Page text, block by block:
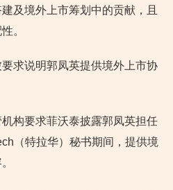
及境外上市筹划中的贡献，且
。
求说明郭凤英提供境外上市协
构要求菲沃泰披露郭凤英担任
（特拉华）秘书期间，提供境